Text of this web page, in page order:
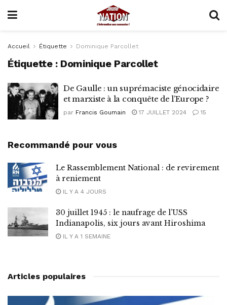
Accueil Étiquette Dominique Parcollet
Étiquette : Dominique Parcollet
De Gaulle : un suprémaciste génocidaire
et marxiste à la conquête de l’Europe ?
par Francis Goumain 17 JUILLET 2024 15
Recommandé pour vous
Le Rassemblement National : de revirement
à reniement
IL Y A 4 JOURS
30 juillet 1945 : le naufrage de l’USS
Indianapolis, six jours avant Hiroshima
IL Y A 1 SEMAINE
Articles populaires